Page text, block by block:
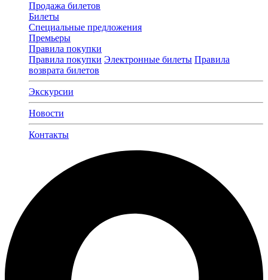
Продажа билетов
Билеты
Специальные предложения
Премьеры
Правила покупки
Правила покупки Электронные билеты Правила
возврата билетов
Экскурсии
Новости
Контакты